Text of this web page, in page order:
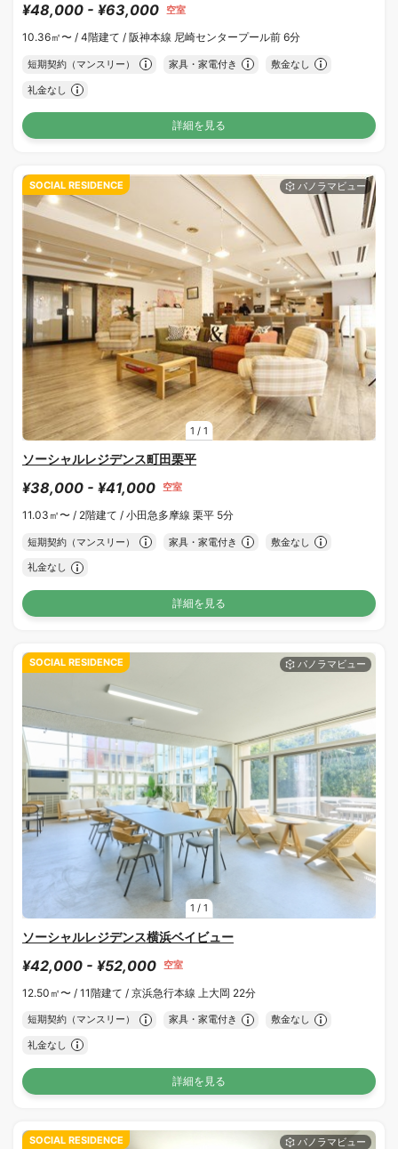
¥48,000 - ¥63,000 空室
10.36㎡〜 / 4階建て / 阪神本線 尼崎センタープール前 6分
短期契約（マンスリー） 家具・家電付き 敷金なし
礼金なし
詳細を見る
1 / 1
SOCIAL RESIDENCE
ソーシャルレジデンス町田栗平
¥38,000 - ¥41,000 空室
11.03㎡〜 / 2階建て / 小田急多摩線 栗平 5分
短期契約（マンスリー） 家具・家電付き 敷金なし
礼金なし
詳細を見る
1 / 1
SOCIAL RESIDENCE
ソーシャルレジデンス横浜ベイビュー
¥42,000 - ¥52,000 空室
12.50㎡〜 / 11階建て / 京浜急行本線 上大岡 22分
短期契約（マンスリー） 家具・家電付き 敷金なし
礼金なし
詳細を見る
SOCIAL RESIDENCE